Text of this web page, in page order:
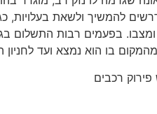
להמשיך ולשאת בעלויות,
בפעמים רבות התשלום
בו הוא נמצא ועד לחניון